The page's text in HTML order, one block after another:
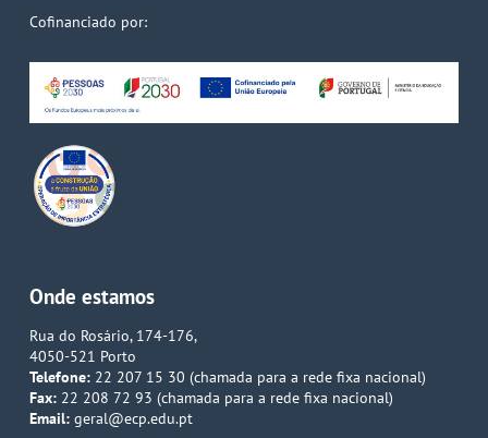
Cofinanciado por:
Onde estamos
Rua do Rosário, 174-176,
4050-521 Porto
Telefone:22 207 15 30 (chamada para a rede fixa nacional)
Fax:22 208 72 93 (chamada para a rede fixa nacional)
Email: geral@ecp.edu.pt